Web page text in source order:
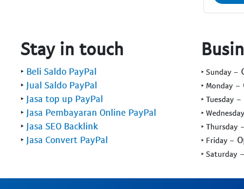
Stay in touch
‣ Beli Saldo PayPal
‣ Jual Saldo PayPal
‣ Jasa top up PayPal
‣ Jasa Pembayaran Online PayPal
‣ Jasa SEO Backlink
‣ Jasa Convert PayPal
‣ Sunday -
‣ Monday -
‣ Tuesday -
‣ Wednesday
‣ Thursday
‣ Friday -
‣ Saturday